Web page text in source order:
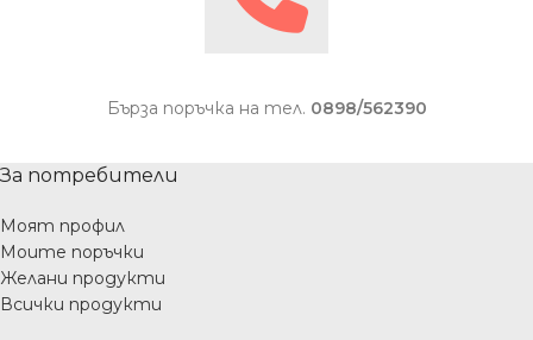
Бърза поръчка на тел. 0898/562390
За потребители
Моят профил
Моите поръчки
Желани продукти
Всички продукти